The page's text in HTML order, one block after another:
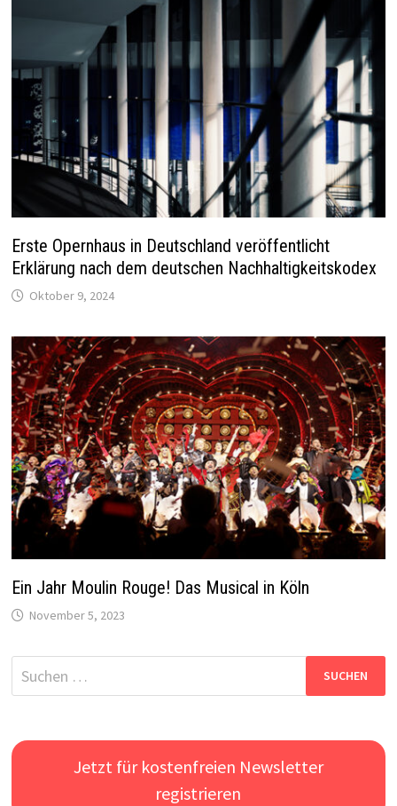
Erste Opernhaus in Deutschland veröffentlicht
Erklärung nach dem deutschen Nachhaltigkeitskodex
Oktober 9, 2024
Ein Jahr Moulin Rouge! Das Musical in Köln
November 5, 2023
Suchen
nach:
Jetzt für kostenfreien Newsletter
registrieren